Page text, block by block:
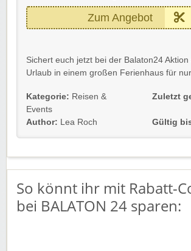
Zum Angebot
Sichert euch jetzt bei der Balaton24 Aktion
Urlaub in einem großen Ferienhaus für
Einfach unserem Link folgen und
Gültig für Neu- und Bestandskunden.
Wir wünschen euch viel Spaß im
Kategorie: Reisen &
Events
Author: Lea Roch
Zuletzt
Gültig
So könnt ihr mit Rabatt-
bei BALATON 24 sparen: